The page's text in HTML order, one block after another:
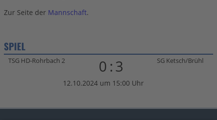
Zur Seite der Mannschaft.
SPIEL
TSG HD-Rohrbach 2 0:3 SG Ketsch/Brühl
12.10.2024 um 15:00 Uhr